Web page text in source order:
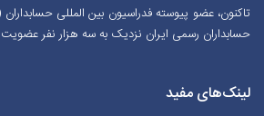
حسابداران رسمی ایران نزدیک به سه هزار نفر عضویت
لینک‌های مفید